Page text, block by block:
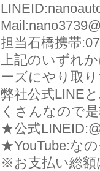
担当石橋携帯
上記のいずれ
ーズにやり取
弊社公式LINE
くさんなので
★公式
★YouTube:な
※お支払い総額